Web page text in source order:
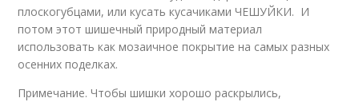
плоскогубцами, или кусать кусачиками ЧЕШУЙКИ. И
потом этот шишечный природный материал
использовать как мозаичное покрытие на самых разных
осенних поделках.
Примечание. Чтобы шишки хорошо раскрылись,